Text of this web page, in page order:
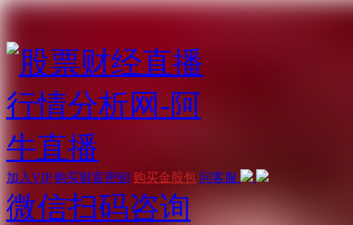
加入VIP 购买财富密钥 购买金股包 问客服
微信扫码咨询